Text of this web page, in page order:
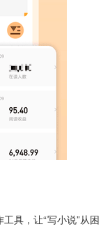
具，让“写小说”从困